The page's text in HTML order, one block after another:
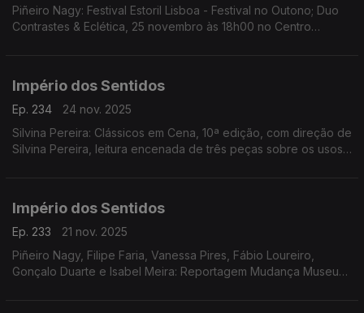
Piñeiro Nagy: Festival Estoril Lisboa - Festival no Outono; Duo
Contrastes & Eclética, 25 novembro às 18h00 no Centro
Império dos Sentidos
Ep. 234
24 nov. 2025
Silvina Pereira: Clássicos em Cena, 10ª edição, com direção de
Silvina Pereira, leitura encenada de três peças sobre os usos
Império dos Sentidos
Ep. 233
21 nov. 2025
Piñeiro Nagy, Filipe Faria, Vanessa Pires, Fábio Loureiro,
Gonçalo Duarte e Isabel Meira: Reportagem Mudança Museu